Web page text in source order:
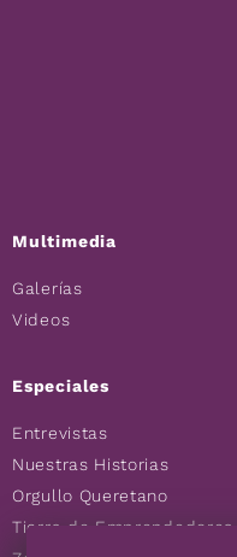
Multimedia
Galerías
Videos
Especiales
Entrevistas
Nuestras Historias
Orgullo Queretano
Tierra de Emprendedores